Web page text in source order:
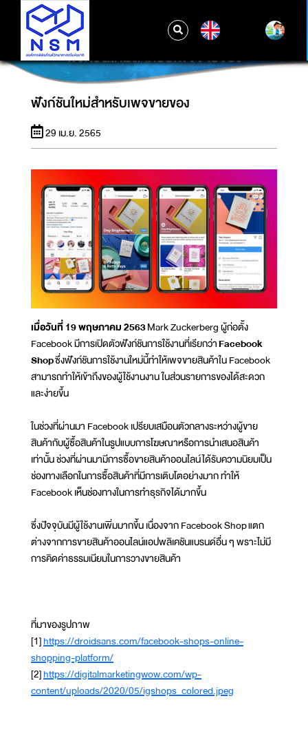
ฟังก์ชันใหม่สำหรับเพจขายของ
ฟังก์ชันใหม่สำหรับเพจขายของ
29 เม.ย. 2565
เมื่อวันที่ 19 พฤษภาคม 2563Mark Zuckerberg ผู้ก่อตั้ง
Facebook มีการเปิดตัวฟังก์ชันการใช้งานที่เรียกว่าFacebook
Shopซึ่งฟังก์ชันการใช้งานใหม่นี้ทำให้เพจขายสินค้าใน Facebook
สามารถทำให้เข้าถึงของผู้ใช้งานงาน ในส่วนรายการของได้สะดวก
และง่ายขึ้น
ในช่วงที่ผ่านมา Facebook เปรียบเสมือนตัวกลางระหว่างผู้ขาย
สินค้ากับผู้ซื้อสินค้าในรูปแบบการโฆษณาหรือการนำเสนอสินค้า
เท่านั้น ช่วงที่ผ่านมามีการซื้อขายสินค้าออนไลน์ได้รับความนิยมเป็น
ช่องทางเลือกในการซื้อสินค้าที่มีการเติบโตอย่างมาก ทำให้
Facebook เห็นช่องทางในการทำธุรกิจได้มากขึ้น
ซึ่งปัจจุบันมีผู้ใช้งานเพิ่มมากขึ้น เนื่องจาก Facebook Shopแตก
ต่างจากการขายสินค้าออนไลน์แอปพลิเคชันแบรนด์อื่น ๆ พราะไม่มี
การคิดค่าธรรมเนียมในการวางขายสินค้า
ที่มาของรูปภาพ
[1]https://droidsans.com/facebook-shops-online-
shopping-platform/
[2]https://digitalmarketingwow.com/wp-
content/uploads/2020/05/igshops_colored.jpeg